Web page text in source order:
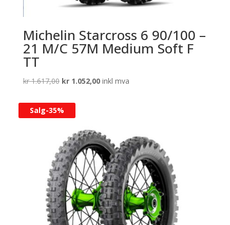
Michelin Starcross 6 90/100 –
21 M/C 57M Medium Soft F
TT
kr1.617,00 Opprinnelig
var:
kr 1.617,00.
kr1.052,00Nåværende
inkl mva
Salg-35%